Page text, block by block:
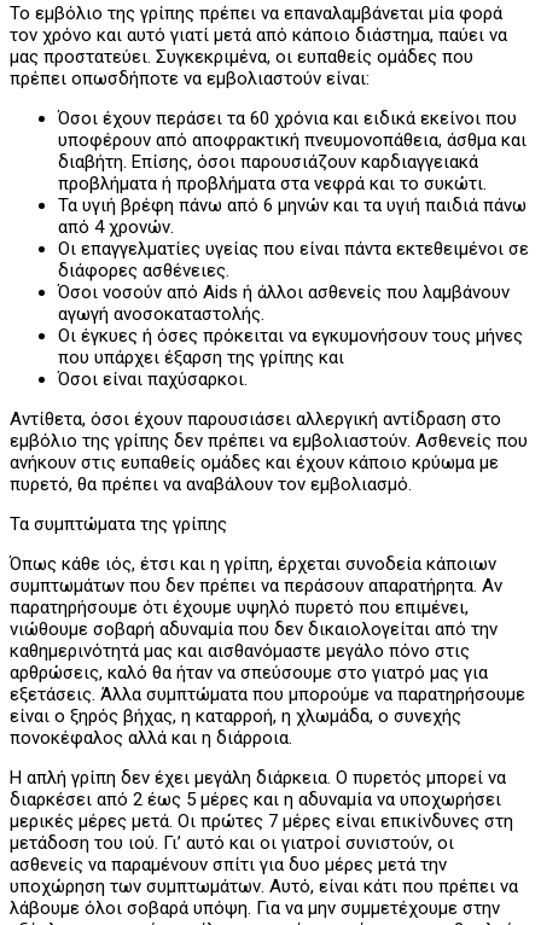
Το εμβόλιο της γρίπης πρέπει να επαναλαμβάνεται μία φορά
τον χρόνο και αυτό γιατί μετά από κάποιο διάστημα, παύει να
μας προστατεύει. Συγκεκριμένα, οι ευπαθείς ομάδες που
πρέπει οπωσδήποτε να εμβολιαστούν είναι:
Όσοι έχουν περάσει τα 60 χρόνια και ειδικά εκείνοι που
υποφέρουν από αποφρακτική πνευμονοπάθεια, άσθμα και
διαβήτη. Επίσης, όσοι παρουσιάζουν καρδιαγγειακά
προβλήματα ή προβλήματα στα νεφρά και το συκώτι.
Τα υγιή βρέφη πάνω από 6 μηνών και τα υγιή παιδιά πάνω
από 4 χρονών.
Οι επαγγελματίες υγείας που είναι πάντα εκτεθειμένοι σε
διάφορες ασθένειες.
Όσοι νοσούν από Aids ή άλλοι ασθενείς που λαμβάνουν
αγωγή ανοσοκαταστολής.
Οι έγκυες ή όσες πρόκειται να εγκυμονήσουν τους μήνες
που υπάρχει έξαρση της γρίπης και
Όσοι είναι παχύσαρκοι.
Αντίθετα, όσοι έχουν παρουσιάσει αλλεργική αντίδραση στο
εμβόλιο της γρίπης δεν πρέπει να εμβολιαστούν. Ασθενείς που
ανήκουν στις ευπαθείς ομάδες και έχουν κάποιο κρύωμα με
πυρετό, θα πρέπει να αναβάλουν τον εμβολιασμό.
Τα συμπτώματα της γρίπης
Όπως κάθε ιός, έτσι και η γρίπη, έρχεται συνοδεία κάποιων
συμπτωμάτων που δεν πρέπει να περάσουν απαρατήρητα. Αν
παρατηρήσουμε ότι έχουμε υψηλό πυρετό που επιμένει,
νιώθουμε σοβαρή αδυναμία που δεν δικαιολογείται από την
καθημερινότητά μας και αισθανόμαστε μεγάλο πόνο στις
αρθρώσεις, καλό θα ήταν να σπεύσουμε στο γιατρό μας για
εξετάσεις. Άλλα συμπτώματα που μπορούμε να παρατηρήσουμε
είναι ο ξηρός βήχας, η καταρροή, η χλωμάδα, ο συνεχής
πονοκέφαλος αλλά και η διάρροια.
Η απλή γρίπη δεν έχει μεγάλη διάρκεια. Ο πυρετός μπορεί να
διαρκέσει από 2 έως 5 μέρες και η αδυναμία να υποχωρήσει
μερικές μέρες μετά. Οι πρώτες 7 μέρες είναι επικίνδυνες στη
μετάδοση του ιού. Γι’ αυτό και οι γιατροί συνιστούν, οι
ασθενείς να παραμένουν σπίτι για δυο μέρες μετά την
υποχώρηση των συμπτωμάτων. Αυτό, είναι κάτι που πρέπει να
λάβουμε όλοι σοβαρά υπόψη. Για να μην συμμετέχουμε στην